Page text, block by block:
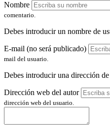
Nombre
comentario.
Debes introducir un nombre de
E-mail (no será publicado)
mail del usuario.
Debes introducir una dirección
Dirección web del autor
dirección web del usuario.